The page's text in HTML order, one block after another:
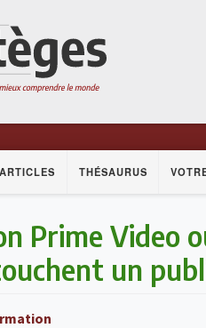
ARTICLES THÉSAURUS
Prime Video
un